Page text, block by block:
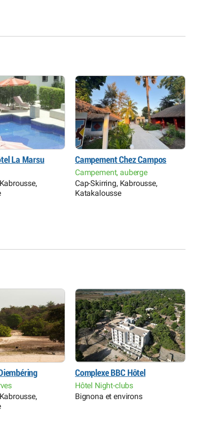
La Marsu Campement Chez Campos
Campement, auberge
Cap-Skirring, Kabrousse,
Katakalousse
Complexe BBC Hôtel
Hôtel Night-clubs
Bignona et environs